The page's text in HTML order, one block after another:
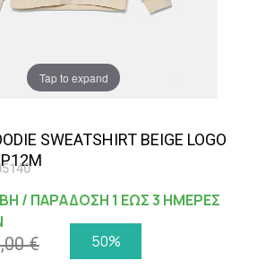
Tap to expand
SWEATSHIRT BEIGE LOGO
/ ΠΑΡΑΔΟΣΗ 1 ΕΩΣ 3 ΗΜΕΡΕΣ
€
50%